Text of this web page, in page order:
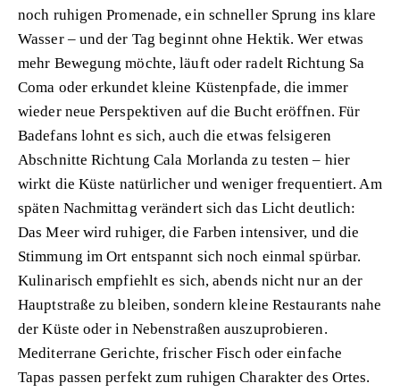
noch ruhigen Promenade, ein schneller Sprung ins klare
Wasser – und der Tag beginnt ohne Hektik. Wer etwas
mehr Bewegung möchte, läuft oder radelt Richtung Sa
Coma oder erkundet kleine Küstenpfade, die immer
wieder neue Perspektiven auf die Bucht eröffnen. Für
Badefans lohnt es sich, auch die etwas felsigeren
Abschnitte Richtung Cala Morlanda zu testen – hier
wirkt die Küste natürlicher und weniger frequentiert. Am
späten Nachmittag verändert sich das Licht deutlich:
Das Meer wird ruhiger, die Farben intensiver, und die
Stimmung im Ort entspannt sich noch einmal spürbar.
Kulinarisch empfiehlt es sich, abends nicht nur an der
Hauptstraße zu bleiben, sondern kleine Restaurants nahe
der Küste oder in Nebenstraßen auszuprobieren.
Mediterrane Gerichte, frischer Fisch oder einfache
Tapas passen perfekt zum ruhigen Charakter des Ortes.